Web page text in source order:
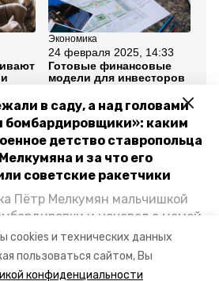
cookies и технических данных
пользоваться сайтом, Вы
конфиденциальности
в саду, а над головами
бомбардировщики»: каким
детство ставропольца
и за что его
советские ракетчики
Пётр Мелкумян мальчишкой
и ночевал с мамой
когда гитлеровцы заняли их
эти дни, как выживали после
войскам — в новом
Экономика
24 февраля 2025, 14:33
Готовые финансовые
модели для инвесторов
Ставрополье
ск минэк ск